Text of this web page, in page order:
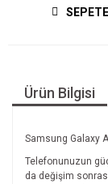
Ürün Bilgisi
Samsung Galaxy
Telefonunuzun
da değişim